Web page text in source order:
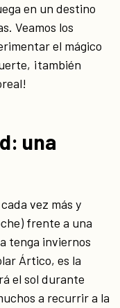
en un destino
Veamos los
el mágico
¡también
una
vez más y
frente a una
tenga inviernos
Ártico, es la
el sol durante
a recurrir a la